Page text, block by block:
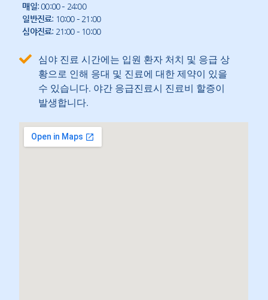
매일: 00:00 – 24:00
일반진료: 10:00 – 21:00
심야진료: 21:00 – 10:00
심야 진료 시간에는 입원 환자 처치 및 응급 상
황으로 인해 응대 및 진료에 대한 제약이 있을
수 있습니다. 야간 응급진료시 진료비 할증이
발생합니다.